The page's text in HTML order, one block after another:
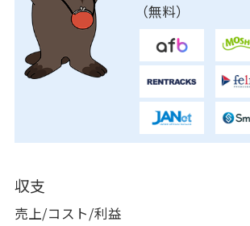
（無料）
収支
売上/コスト/利益